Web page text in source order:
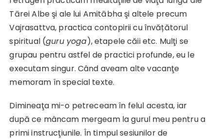
Tārei Albe şi ale lui Amitābha şi altele precum
Vajrasattva, practica contopirii cu învățătorul
spiritual (guru yoga), etapele căii etc. Mulţi se
grupau pentru astfel de practici profunde, eu le
executam singur. Când aveam alte vacanţe
memoram în special texte.
Dimineaţa mi-o petreceam în felul acesta, iar
după ce mâncam mergeam la gurul meu pentru a
primi instrucţiunile. În timpul sesiunilor de